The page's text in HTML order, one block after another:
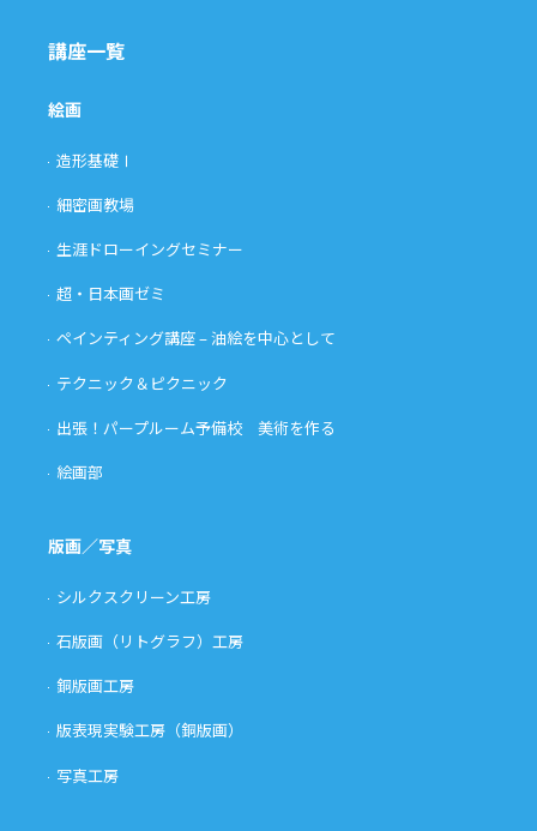
講座一覧
絵画
造形基礎Ⅰ
細密画教場
生涯ドローイングセミナー
超・日本画ゼミ
ペインティング講座 – 油絵を中心として
テクニック＆ピクニック
出張！パープルーム予備校 美術を作る
絵画部
版画／写真
シルクスクリーン工房
石版画（リトグラフ）工房
銅版画工房
版表現実験工房（銅版画）
写真工房